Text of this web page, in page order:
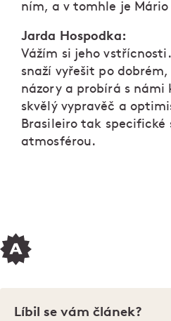
ním, a v tomhle je
Jarda Hospodka:
Vážím si jeho
snaží vyřešit po dobrém,
názory a probírá s námi
skvělý vypravěč a
Brasileiro tak specifické
atmosférou.
Líbil se vám článek?